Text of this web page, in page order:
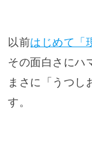
以前はじめて「
その面白さにハ
まさに「うつし
す。